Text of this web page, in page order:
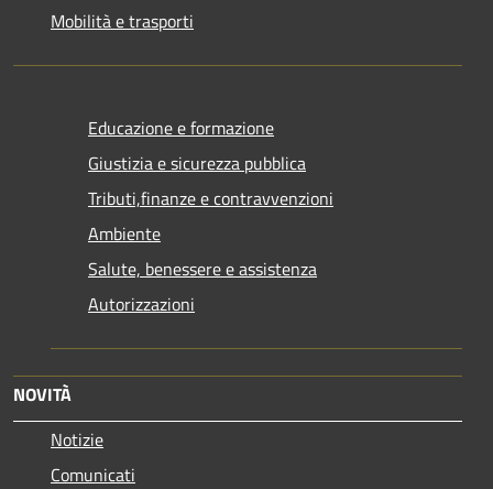
Mobilità e trasporti
Educazione e formazione
Giustizia e sicurezza pubblica
Tributi,finanze e contravvenzioni
Ambiente
Salute, benessere e assistenza
Autorizzazioni
NOVITÀ
Notizie
Comunicati